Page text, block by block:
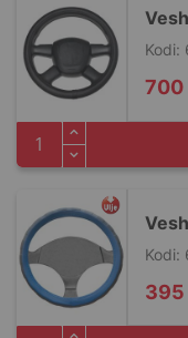
Kodi:
700
Kodi:
Special
Price
395